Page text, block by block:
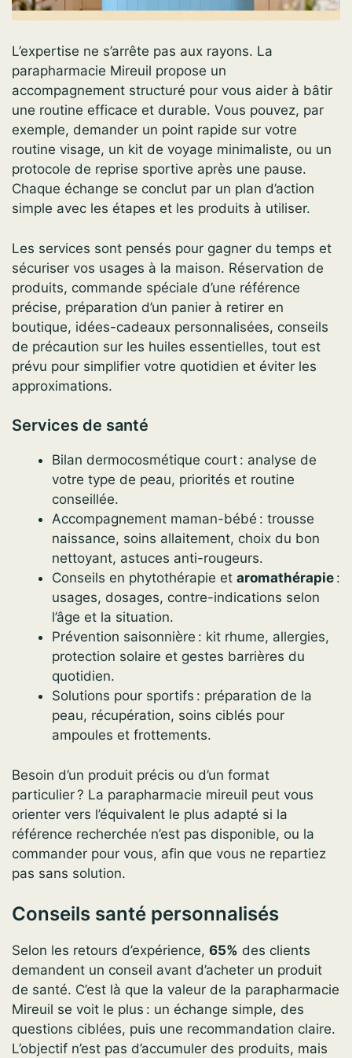
L’expertise ne s’arrête pas aux rayons. La
parapharmacie Mireuil propose un
accompagnement structuré pour vous aider à bâtir
une routine efficace et durable. Vous pouvez, par
exemple, demander un point rapide sur votre
routine visage, un kit de voyage minimaliste, ou un
protocole de reprise sportive après une pause.
Chaque échange se conclut par un plan d’action
simple avec les étapes et les produits à utiliser.
Les services sont pensés pour gagner du temps et
sécuriser vos usages à la maison. Réservation de
produits, commande spéciale d’une référence
précise, préparation d’un panier à retirer en
boutique, idées-cadeaux personnalisées, conseils
de précaution sur les huiles essentielles, tout est
prévu pour simplifier votre quotidien et éviter les
approximations.
Services de santé
Bilan dermocosmétique court : analyse de
votre type de peau, priorités et routine
conseillée.
Accompagnement maman-bébé : trousse
naissance, soins allaitement, choix du bon
nettoyant, astuces anti-rougeurs.
Conseils en phytothérapie et aromathérapie :
usages, dosages, contre-indications selon
l’âge et la situation.
Prévention saisonnière : kit rhume, allergies,
protection solaire et gestes barrières du
quotidien.
Solutions pour sportifs : préparation de la
peau, récupération, soins ciblés pour
ampoules et frottements.
Besoin d’un produit précis ou d’un format
particulier ? La parapharmacie mireuil peut vous
orienter vers l’équivalent le plus adapté si la
référence recherchée n’est pas disponible, ou la
commander pour vous, afin que vous ne repartiez
pas sans solution.
Conseils santé personnalisés
Selon les retours d’expérience, 65% des clients
demandent un conseil avant d’acheter un produit
de santé. C’est là que la valeur de la parapharmacie
Mireuil se voit le plus : un échange simple, des
questions ciblées, puis une recommandation claire.
L’objectif n’est pas d’accumuler des produits, mais